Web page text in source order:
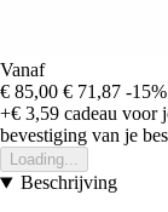
Vanaf
€ 85,00 € 71,87 -15%
+€ 3,59 cadeau voor
bevestiging van je
Loading...
Beschrijving